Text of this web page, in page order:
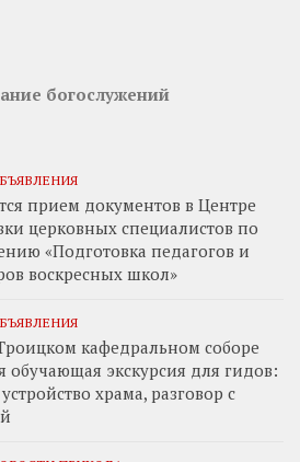
богослужений
прием документов в Центре
церковных специалистов по
«Подготовка педагогов и
воскресных школ»
кафедральном соборе
обучающая экскурсия для гидов:
храма, разговор с